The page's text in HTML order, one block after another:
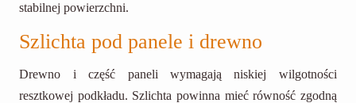
stabilnej powierzchni.
Szlichta pod panele i drewno
Drewno i część paneli wymagają niskiej wilgotności
resztkowej podkładu. Szlichta powinna mieć równość zgodną